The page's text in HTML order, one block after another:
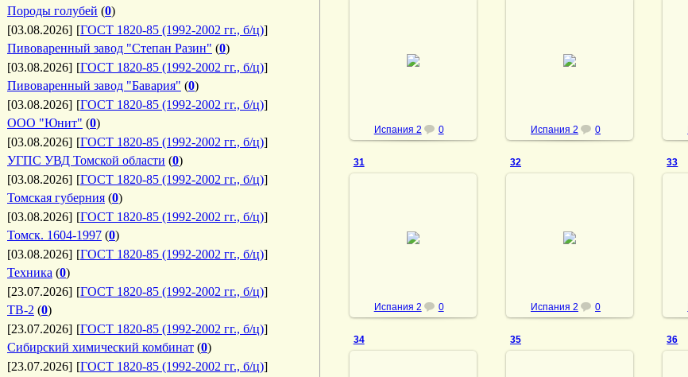
Породы голубей (0)
[03.08.2026] [ГОСТ 1820-85 (1992-2002 гг., б/ц)]
Пивоваренный завод "Степан Разин" (0)
[03.08.2026] [ГОСТ 1820-85 (1992-2002 гг., б/ц)]
Пивоваренный завод "Бавария" (0)
[03.08.2026] [ГОСТ 1820-85 (1992-2002 гг., б/ц)]
ООО "Юнит" (0)
[03.08.2026] [ГОСТ 1820-85 (1992-2002 гг., б/ц)]
УГПС УВД Томской области (0)
[03.08.2026] [ГОСТ 1820-85 (1992-2002 гг., б/ц)]
Томская губерния (0)
[03.08.2026] [ГОСТ 1820-85 (1992-2002 гг., б/ц)]
Томск. 1604-1997 (0)
[03.08.2026] [ГОСТ 1820-85 (1992-2002 гг., б/ц)]
Техника (0)
[23.07.2026] [ГОСТ 1820-85 (1992-2002 гг., б/ц)]
ТВ-2 (0)
[23.07.2026] [ГОСТ 1820-85 (1992-2002 гг., б/ц)]
Сибирский химический комбинат (0)
[23.07.2026] [ГОСТ 1820-85 (1992-2002 гг., б/ц)]
Испания 2 0 Испания 2 0
31
Испания 2 0
32
Испания 2 0
33
34 35 36